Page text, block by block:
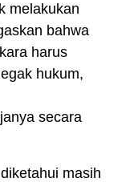
melakukan
bahwa
harus
hukum,
secara
masih